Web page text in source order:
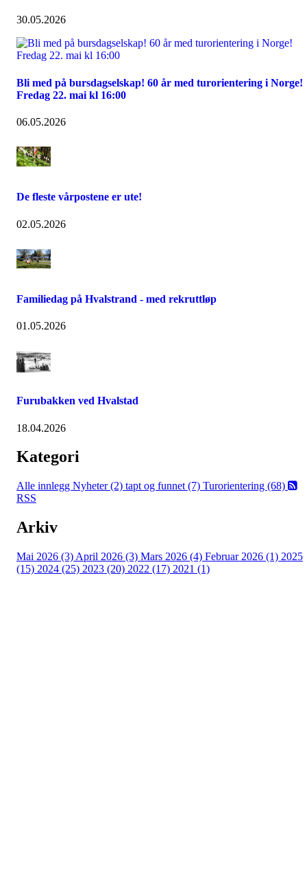
30.05.2026
Bli med på bursdagselskap! 60 år med turorientering i Norge!
Fredag 22. mai kl 16:00
06.05.2026
De fleste vårpostene er ute!
02.05.2026
Familiedag på Hvalstrand - med rekruttløp
01.05.2026
Furubakken ved Hvalstad
18.04.2026
Kategori
Alle innlegg Nyheter (2) tapt og funnet (7) Turorientering (68)
RSS
Arkiv
Mai 2026 (3) April 2026 (3) Mars 2026 (4) Februar 2026 (1) 2025
(15) 2024 (25) 2023 (20) 2022 (17) 2021 (1)